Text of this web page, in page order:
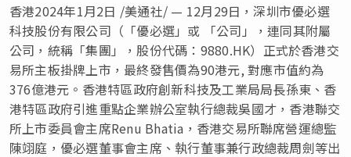
香港2024年1月2日 /美通社/ — 12月29日，深圳市優必選
科技股份有限公司（「優必選」或 「公司」，連同其附屬
公司，統稱「集團」，股份代碼：9880.HK）正式於香港交
易所主板掛牌上市，最終發售價為90港元, 對應市值約為
376億港元。香港特區政府創新科技及工業局局長孫東、香
港特區政府引進重點企業辦公室執行總裁吳國才，香港聯交
所上市委員會主席Renu Bhatia，香港交易所聯席營運總監
陳翊庭，優必選董事會主席、執行董事兼行政總裁周劍等出